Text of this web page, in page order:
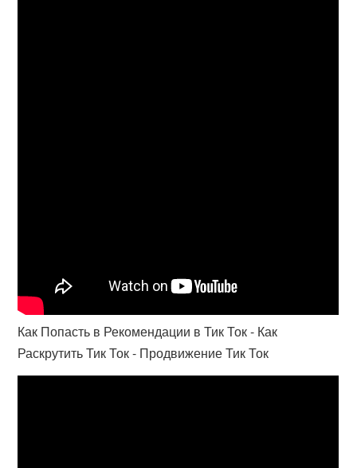
Как Попасть в Рекомендации в Тик Ток - Как
Раскрутить Тик Ток - Продвижение Тик Ток